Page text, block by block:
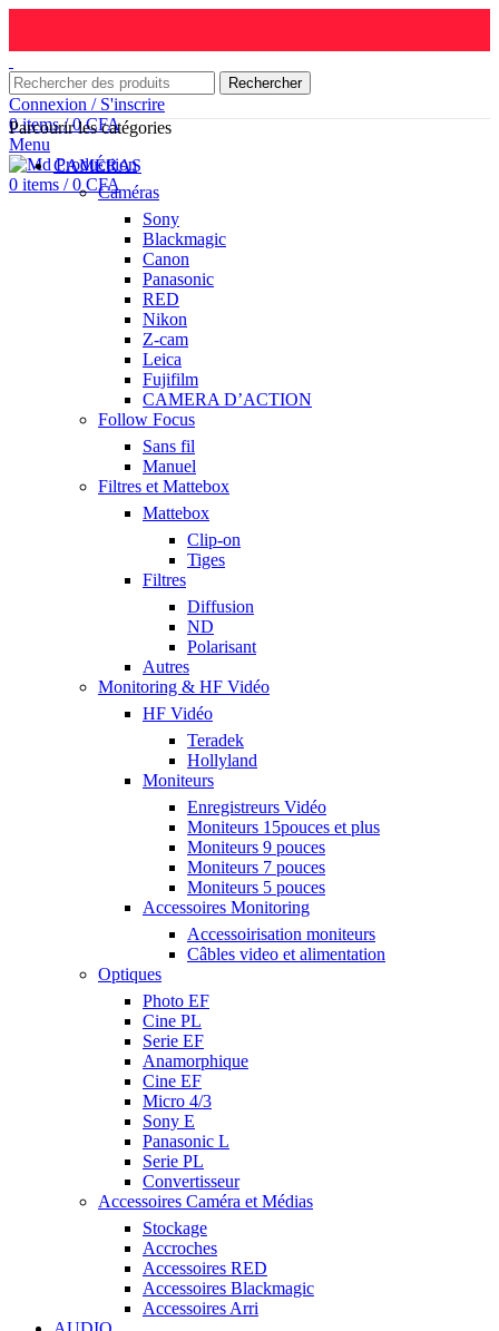
Rechercher
Connexion / S'inscrire
0items / 0CFA
Menu
0 items / 0 CFA
Parcourir les catégories
CAMÉRAS
Caméras
Sony
Blackmagic
Canon
Panasonic
RED
Nikon
Z-cam
Leica
Fujifilm
CAMERA D’ACTION
Follow Focus
Sans fil
Manuel
Filtres et Mattebox
Mattebox
Clip-on
Tiges
Filtres
Diffusion
ND
Polarisant
Autres
Monitoring & HF Vidéo
HF Vidéo
Teradek
Hollyland
Moniteurs
Enregistreurs Vidéo
Moniteurs 15pouces et plus
Moniteurs 9 pouces
Moniteurs 7 pouces
Moniteurs 5 pouces
Accessoires Monitoring
Accessoirisation moniteurs
Câbles video et alimentation
Optiques
Photo EF
Cine PL
Serie EF
Anamorphique
Cine EF
Micro 4/3
Sony E
Panasonic L
Serie PL
Convertisseur
Accessoires Caméra et Médias
Stockage
Accroches
Accessoires RED
Accessoires Blackmagic
Accessoires Arri